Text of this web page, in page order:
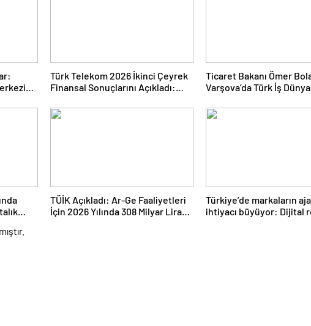
Türk Telekom 2026 İkinci Çeyrek
Finansal Sonuçlarını Açıkladı:
Ticaret Bakanı Ömer
Varşova’da Türk İş
Milyar Dolara Ulaştı
TÜİK Açıkladı: Ar-Ge Faaliyetleri
İçin 2026 Yılında 308 Milyar Lira
Türkiye’de markaların
ihtiyacı büyüyor: Dijital